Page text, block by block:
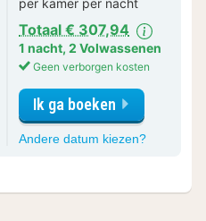
per kamer per nacht
Totaal € 307,94
1 nacht, 2 Volwassenen
Geen verborgen kosten
Ik ga boeken
Andere datum kiezen?voor